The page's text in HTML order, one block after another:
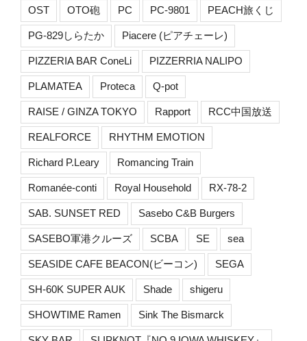
OST OTO砲 PC PC-9801 PEACH旅くじ
PG-829しらたか Piacere (ピアチェーレ)
PIZZERIA BAR ConeLi PIZZERRIA NALIPO
PLAMATEA Proteca Q-pot
RAISE / GINZA TOKYO Rapport RCC中国放送
REALFORCE RHYTHM EMOTION
Richard P.Leary Romancing Train
Romanée-conti Royal Household RX-78-2
SAB. SUNSET RED Sasebo C&B Burgers
SASEBO軍港クルーズ SCBA SE sea
SEASIDE CAFE BEACON(ビーコン) SEGA
SH-60K SUPER AUK Shade shigeru
SHOWTIME Ramen Sink The Bismarck